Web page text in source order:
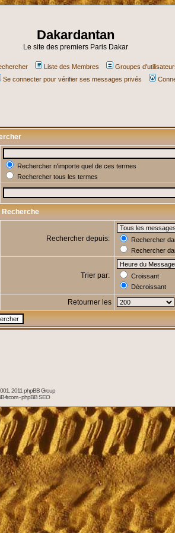
Dakardantan
Le site des premiers Paris Dakar
Liste des Membres Groupes
Se connecter pour vérifier ses messages privés
Rechercher n'importe quel de ces termes
Rechercher tous les termes
Recherche
Rechercher depuis:
Rechercher
Rechercher
Trier par:
Croissant
Décroissant
Retourner les
2011 phpBB Group
fr.com-phpBB SEO